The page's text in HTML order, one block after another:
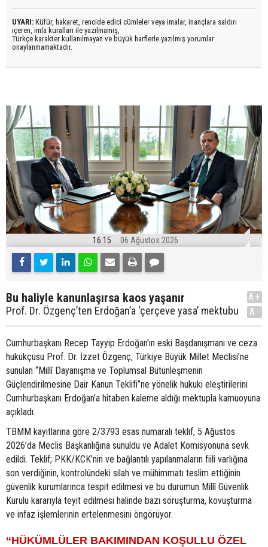
UYARI: Küfür, hakaret, rencide edici cümleler veya imalar, inançlara saldırı
içeren, imla kuralları ile yazılmamış,
Türkçe karakter kullanılmayan ve büyük harflerle yazılmış yorumlar
onaylanmamaktadır.
16:15 06 Ağustos 2026
Bu haliyle kanunlaşırsa kaos yaşanır
Prof. Dr. Özgenç’ten Erdoğan’a ‘çerçeve yasa’ mektubu
A+
A-
Cumhurbaşkanı Recep Tayyip Erdoğan'ın eski Başdanışmanı ve ceza
hukukçusu Prof. Dr. İzzet Özgenç, Türkiye Büyük Millet Meclisi’ne
sunulan “Millî Dayanışma ve Toplumsal Bütünleşmenin
Güçlendirilmesine Dair Kanun Teklifi”ne yönelik hukuki eleştirilerini
Cumhurbaşkanı Erdoğan’a hitaben kaleme aldığı mektupla kamuoyuna
açıkladı.
TBMM kayıtlarına göre 2/3793 esas numaralı teklif, 5 Ağustos
2026’da Meclis Başkanlığına sunuldu ve Adalet Komisyonuna sevk
edildi. Teklif; PKK/KCK’nin ve bağlantılı yapılanmaların fiilî varlığına
son verdiğinin, kontrolündeki silah ve mühimmatı teslim ettiğinin
güvenlik kurumlarınca tespit edilmesi ve bu durumun Millî Güvenlik
Kurulu kararıyla teyit edilmesi halinde bazı soruşturma, kovuşturma
ve infaz işlemlerinin ertelenmesini öngörüyor.
“HÜKÜMLÜLER BAKIMINDAN KOŞULLU ÖZEL